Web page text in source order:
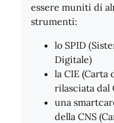
essere muniti di
strumenti:
lo SPID
Digitale)
la CIE (Carta
rilasciata dal
una
della CNS